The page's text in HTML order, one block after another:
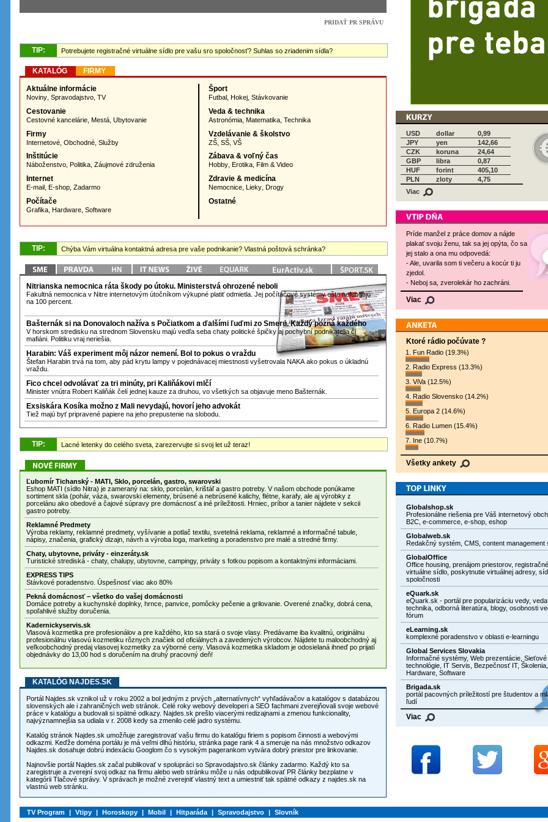
TIP: Potrebujete registračné virtuálne sídlo pre vašu sro spoločnosť? Suhlas so zriadenim sídla?
KATALÓG FIRMY
Aktuálne informácie
Noviny Spravodajstvo TV
Cestovanie
Cestovné kancelárie Mestá Ubytovanie
Firmy
Internetové Obchodné Služby
Inštitúcie
Náboženstvo Politika Záujmové združenia
Internet
E-mail E-shop Zadarmo
Počítače
Grafika Hardware Software
Šport
Futbal ,Hokej ,Stávkovanie
Veda & technika
Astronómia ,Matematika ,Technika
Vzdelávanie & školstvo
ZŠ ,SŠ ,VŠ
Zábava & voľný čas
Hobby Erotika Film & Video
Zdravie & medicína
Nemocnice ,Lieky ,Drogy
Ostatné
TIP: Chýba Vám virtuálna kontaktná adresa pre vaše podnikanie? Vlastná poštová schránka?
Nitrianska nemocnica ráta škody po útoku. Ministerstvá ohrozené neboli
Fakultná nemocnica v Nitre internetovým útočníkom výkupné platiť odmietla. Jej počítačové systémy ešte nefungujú
na 100 percent.
Bašternák si na Donovaloch nažíva s Počiatkom a ďalšími ľuďmi zo Smeru. Každý pozná každého
V horskom stredisku na strednom Slovensku majú vedľa seba chaty politické špičky aj pochybní podnikatelia či
mafiáni. Politiku vraj neriešia.
Harabin: Váš experiment môj názor nemení. Bol to pokus o vraždu
Štefan Harabin trvá na tom, aby pád krytu lampy v pojednávacej miestnosti vyšetrovala NAKA ako pokus o úkladnú
vraždu.
Fico chcel odvolávať za tri minúty, pri Kaliňákovi mlčí
Minister vnútra Robert Kaliňák čelí jednej kauze za druhou, vo všetkých sa objavuje meno Bašternák.
Exsiskára Kosíka možno z Mali nevydajú, hovorí jeho advokát
Tiež majú byť pripravené papiere na jeho prepustenie na slobodu.
TIP: Lacné letenky do celého sveta, zarezervujte si svoj let už teraz!
Ľubomír Tichanský - MATI, Sklo, porcelán, gastro, swarovski
Eshop MATI (sídlo Nitra) je zameraný na: sklo, porcelán, krištáľ a gastro potreby. V našom obchode ponúkame
sortiment skla (pohár, váza, swarovski elementy, brúsené a nebrúsené kalichy, flétne, karafy, ale aj výrobky z
porcelánu ako obedové a čajové súpravy pre domácnosť a iné príležitosti. Hrniec, príbor a tanier nájdete v sekcii
gastro potreby.
Reklamné Predmety
Výroba reklamy, reklamné predmety, vyšívanie a potlač textilu, svetelná reklama, reklamné a informačné tabule,
nápisy, značenia, grafický dizajn, návrh a výroba loga, marketing a poradenstvo pre malé a stredné firmy.
Chaty, ubytovne, priváty - einzeráty.sk
Turistické strediská - chaty, chalupy, ubytovne, campingy, priváty s fotkou popisom a kontaktnými informáciami.
EXPRESS TIPS
Stávkové poradenstvo. Úspešnosť viac ako 80%
Pekná domácnosť – všetko do vašej domácnosti
Domáce potreby a kuchynské doplnky, hrnce, panvice, pomôcky pečenie a grilovanie. Overené značky, dobrá cena,
spoľahlivé služby doručenia.
Kadernickyservis.sk
Vlasová kozmetika pre profesionálov a pre každého, kto sa stará o svoje vlasy. Predávame iba kvalitnú, originálnu
profesionálnu vlasovú kozmetiku rôznych značiek od oficiálnych a zavedených výrobcov. Nájdete tu maloobchodný aj
veľkoobchodný predaj vlasovej kozmetiky za výborné ceny. Vlasová kozmetika skladom je odosielaná ihneď po prijatí
objednávky do 13,00 hod s doručením na druhý pracovný deň!
KATALÓG NAJDES.SK
Portál Najdes.sk vznikol už v roku 2002 a bol jedným z prvých „alternatívnych“ vyhľadávačov a katalógov s databázou
slovenských ale i zahraničných web stránok. Celé roky webový developeri a SEO fachmani zverejňovali svoje webové
práce v katalógu a budovali si spätné odkazy. Najdes.sk prešlo viacerými redizajnami a zmenou funkcionality,
najvýznamnejšia sa udiala v r. 2008 kedy sa zmenilo celé jadro systému.
Katalóg stránok Najdes.sk umožňuje zaregistrovať vašu firmu do katalógu firiem s popisom činnosti a webovými
odkazmi. Keďže doména portálu je má veľmi dlhú históriu, stránka page rank 4 a smeruje na nás množstvo odkazov
Najdes.sk dosahuje dobrú indexáciu Googlom čo s vysokým pagerankom vytvára dobrý priestor pre linkovanie.
Najnovšie portál Najdes.sk začal publikovať v spolupráci so Spravodajstvo.sk články zadarmo. Každý kto sa
zaregistruje a zverejní svoj odkaz na firmu alebo web stránku môže u nás odpublikovať PR články bezplatne v
kategórii Tlačové správy. V správach je možné zverejniť vlastný text a umiestniť tak spätné odkazy z najdes.sk na
vlastnú web stránku.
USD dollar
0,99
JPY
yen
142,66
CZK
koruna
24,64
GBP
libra
0,87
HUF
forint
405,10
PLN
zloty
4,75
Viac
Príde manžel z práce domov a nájde
plakať svoju ženu, tak sa jej opýta, čo sa
jej stalo a ona mu odpovedá:
- Ale, uvarila som ti večeru a kocúr ti ju
zjedol.
- Neboj sa, zverolekár ho zachráni.
Viac
Ktoré rádio počúvate ?
1. Fun Radio (19.3%)
2. Radio Express (13.3%)
3. ViVa (12.5%)
4. Radio Slovensko (14.2%)
5. Europa 2 (14.6%)
6. Radio Lumen (15.4%)
7. Ine (10.7%)
Všetky ankety
Globalshop.sk
Profesionálne riešenia pre Váš internetový
B2C, e-commerce, e-shop, eshop
Globalweb.sk
Redakčný systém, CMS, content management
GlobalOffice
Office housing, prenájom priestorov,
virtuálne sídlo, poskytnutie virtuálnej adresy,
spoločnosti
eQuark.sk
eQuark.sk - portál pre popularizáciu vedy, veda,
technika, odborná literatúra, blogy, osobnosti
fórum
eLearning.sk
komplexné poradenstvo v oblasti e-learningu
Global Services Slovakia
Informačné systémy, Web prezentácie, Sieťové
technológie, IT Servis, Bezpečnosť IT, Školenia,
Hardware, Software
Brigada.sk
portál pacovných príležitostí pre študentov a
ľudí
Viac
TV Program | Vtipy | Horoskopy | Mobil | Hitparáda | Spravodajstvo | Slovník